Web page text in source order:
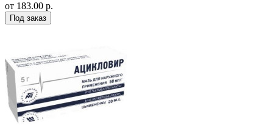
от 183.00 р.
Под заказ